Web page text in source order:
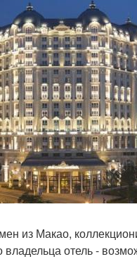
из Макао,
отель -